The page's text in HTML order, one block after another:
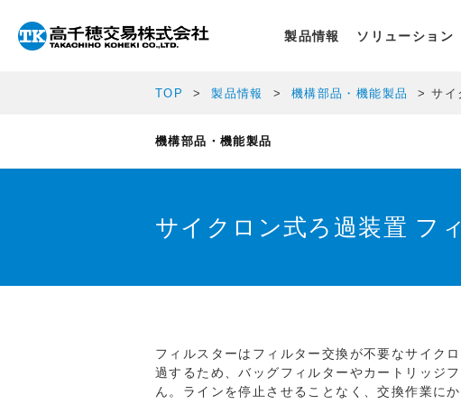
製品情報 ソリューション
TOP 製品情報 機構部品・機能製品 サイ
機構部品・機能製品
サイクロン式ろ過装置 フ
フィルスターはフィルター交換が不要なサイク
過するため、バッグフィルターやカートリッジ
ん。ラインを停止させることなく、交換作業に